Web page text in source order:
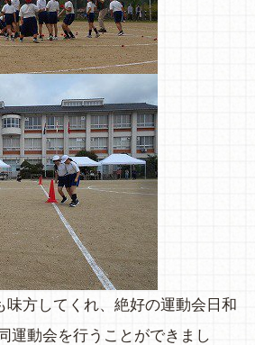
味方してくれ、絶好の運動会日和
運動会を行うことができまし